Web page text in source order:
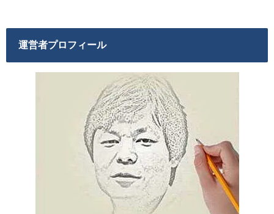
運営者プロフィール